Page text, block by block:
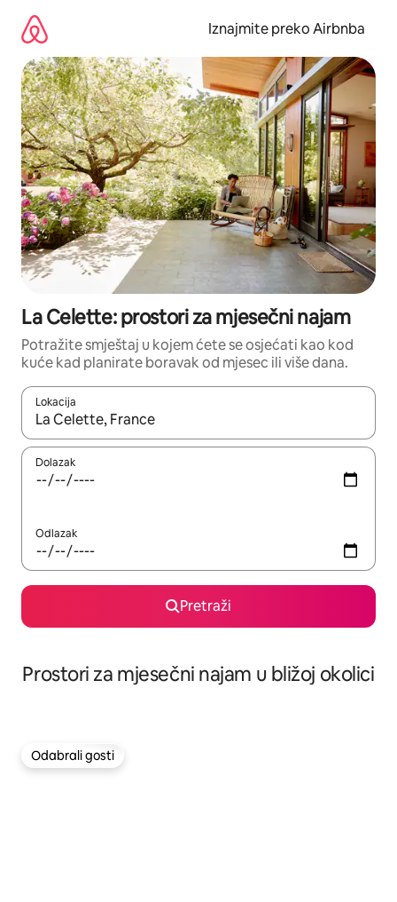
sadržaj
Iznajmite preko Airbnba
La Celette: prostori za mjesečni najam
Potražite smještaj u kojem ćete se osjećati kao kod
kuće kad planirate boravak od mjesec ili više dana.
Lokacija
Kada budu dostupni rezultati, moći ćete ih pregledati
Dolazak
Odlazak
Pretraži
Prostori za mjesečni najam u bližoj okolici
Odabrali gosti
Odabrali gosti